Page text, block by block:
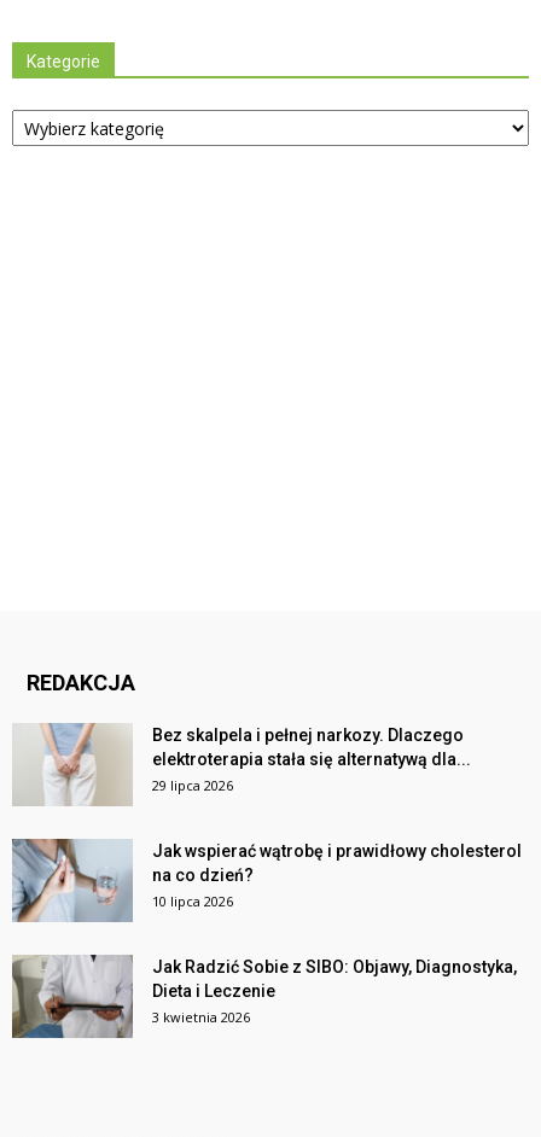
Kategorie
Kategorie
REDAKCJA
Bez skalpela i pełnej narkozy. Dlaczego
elektroterapia stała się alternatywą dla...
29 lipca 2026
Jak wspierać wątrobę i prawidłowy cholesterol
na co dzień?
10 lipca 2026
Jak Radzić Sobie z SIBO: Objawy, Diagnostyka,
Dieta i Leczenie
3 kwietnia 2026